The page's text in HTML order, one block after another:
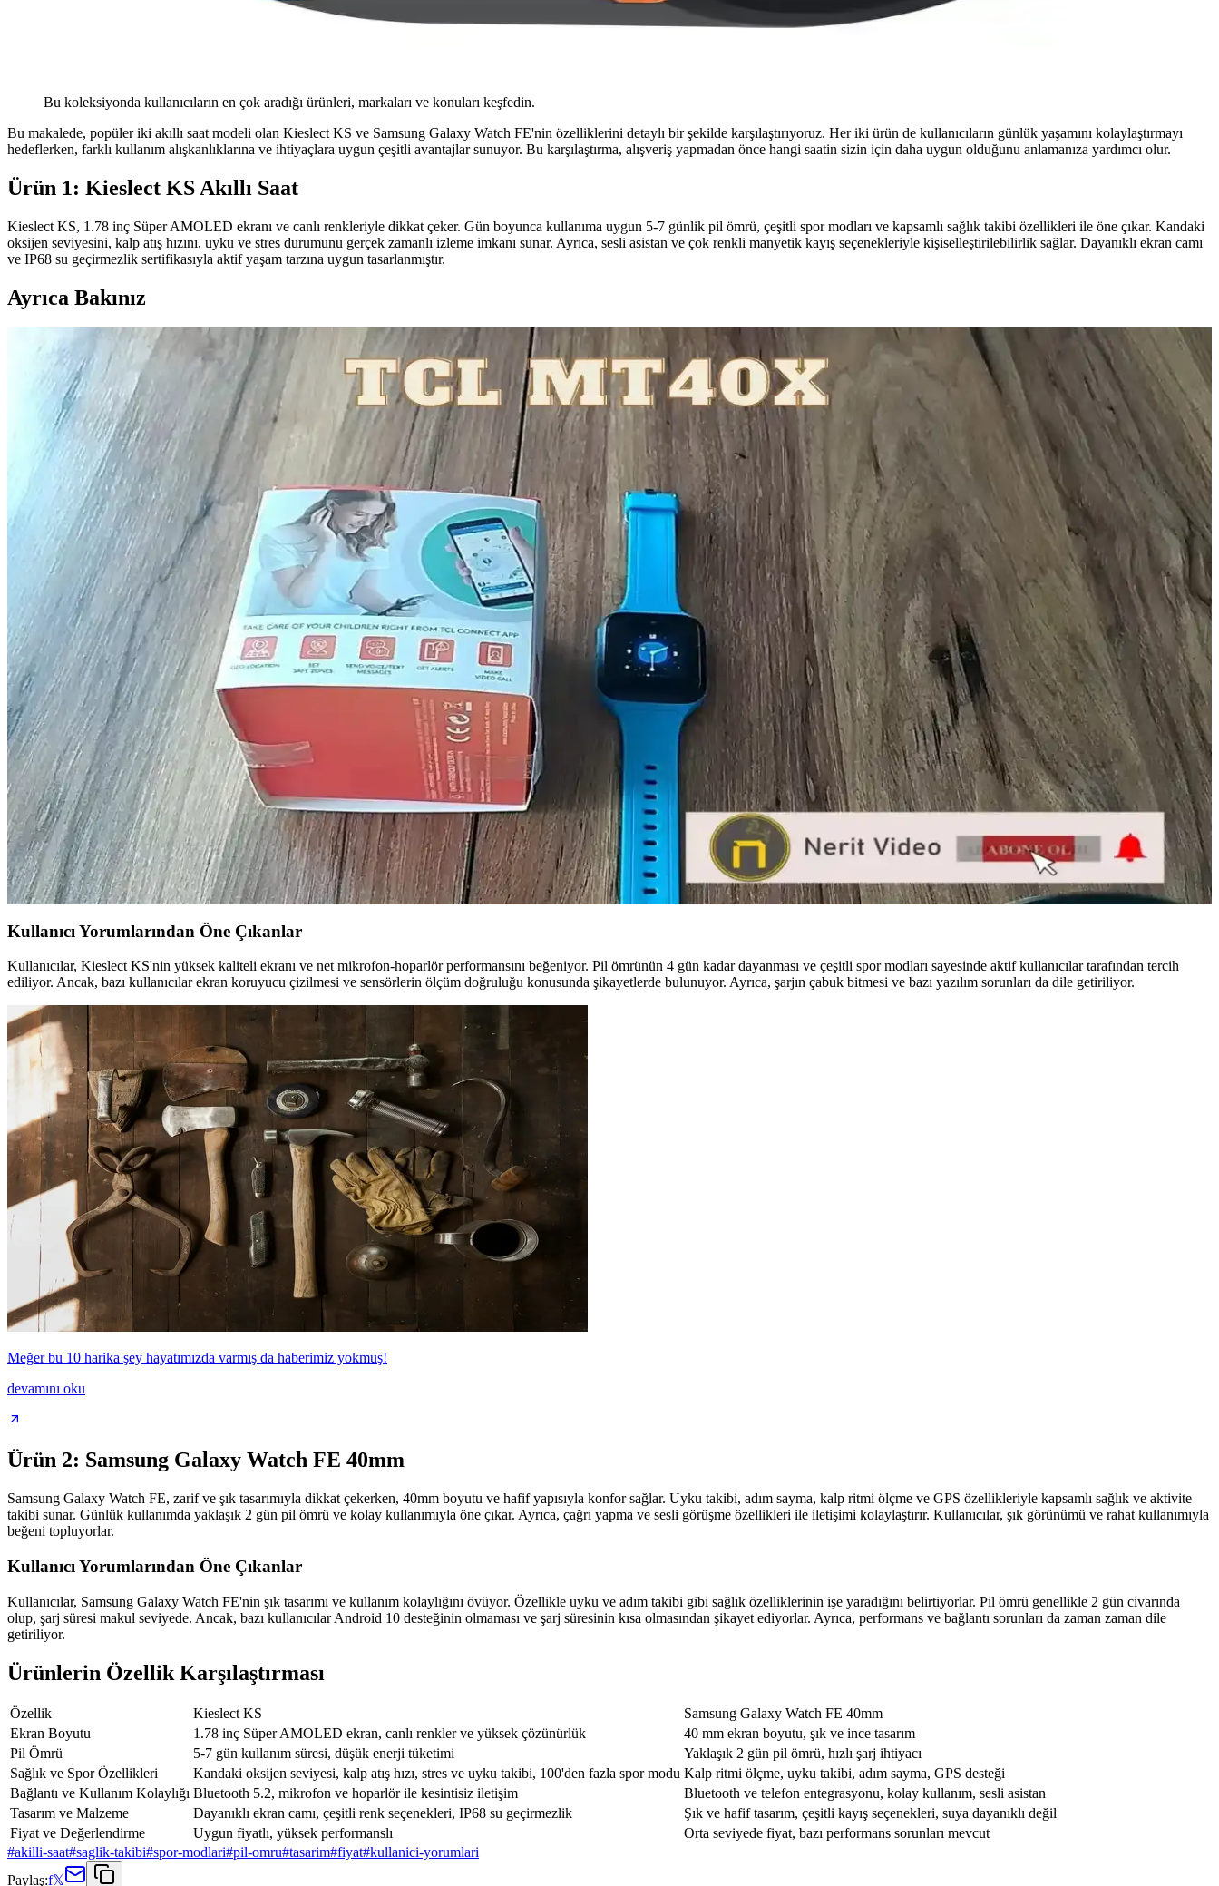
Bu koleksiyonda kullanıcıların en çok aradığı ürünleri, markaları ve konuları keşfedin.
Bu makalede, popüler iki akıllı saat modeli olan Kieslect KS ve Samsung Galaxy Watch FE'nin özelliklerini detaylı bir şekilde karşılaştırıyoruz. Her iki ürün de kullanıcıların günlük yaşamını kolaylaştırmayı
hedeflerken, farklı kullanım alışkanlıklarına ve ihtiyaçlara uygun çeşitli avantajlar sunuyor. Bu karşılaştırma, alışveriş yapmadan önce hangi saatin sizin için daha uygun olduğunu anlamanıza yardımcı olur.
Ürün 1: Kieslect KS Akıllı Saat
Kieslect KS, 1.78 inç Süper AMOLED ekranı ve canlı renkleriyle dikkat çeker. Gün boyunca kullanıma uygun 5-7 günlik pil ömrü, çeşitli spor modları ve kapsamlı sağlık takibi özellikleri ile öne çıkar. Kandaki
oksijen seviyesini, kalp atış hızını, uyku ve stres durumunu gerçek zamanlı izleme imkanı sunar. Ayrıca, sesli asistan ve çok renkli manyetik kayış seçenekleriyle kişiselleştirilebilirlik sağlar. Dayanıklı ekran camı
ve IP68 su geçirmezlik sertifikasıyla aktif yaşam tarzına uygun tasarlanmıştır.
Ayrıca Bakınız
Huawei Watch GT Serisi: GT 3 ve GT 3 SE Modellerinin Tasarım ve Teknik Özellikleri
Huawei Watch GT serisi, tasarım, ekran ve batarya özellikleriyle öne çıkan modelleriyle kullanıcıların ihtiyaçlarına uygun şık ve dayanıklı akıllı saatler sunuyor.
Apple Akıllı Saatlerin Teknolojisi ve Gelecekteki Rolü Üzerine Detaylı İnceleme
Apple Watch serisi, sağlık, bildirim ve kişisel asistan özellikleriyle günlük yaşamı kolaylaştıran gelişmiş teknolojilere sahip.
Apple Watch Satın Alma Rehberi: Özellikler, Modeller ve Güncel Teknoloji Trendleri
Apple Watch'un temel özellikleri, modelleri ve teknolojik gelişmeleriyle ilgili kapsamlı rehber, satın alma sürecinde dikkat edilmesi gereken noktaları ve güncel trendleri içerir.
Akıllı Saatlerin Özellikleri ve Kullanım Alanları: Günlük Yaşamı Kolaylaştıran Teknoloji
Günümüzde akıllı saatler, sağlık, bildirim ve günlük yaşamı kolaylaştıran fonksiyonlarıyla öne çıkıyor. Çeşitli modeller ve fiyat seçenekleriyle kullanıcıların ihtiyaçlarına cevap veriyor.
Akıllı Saatlerde Fonksiyonellik ve Kullanım Kolaylığı Üzerine Güncel Teknolojik Çözümler
Akıllı saatler, sağlık, bildirim ve uygulama entegrasyonu ile günlük yaşamı kolaylaştırır. Ergonomik tasarım ve bağlantı özellikleri, kullanıcı deneyimini iyileştirir.
En İyi Akıllı Saat Seçimi Rehberi: Fonksiyonlar, Özellikler ve Uygun Modeller
Bu rehberde akıllı saatlerin temel özellikleri, seçim kriterleri ve en güncel modeller detaylı şekilde incelenerek, kullanıcıların ihtiyaçlarına uygun en iyi seçimi yapmalarını sağlar.
Redmi Watch 4 Akıllı Saat Özellikleri ve Teknolojik Yenilikler Hakkında Detaylar
Redmi Watch 4, uygun fiyatlı ve fonksiyonel akıllı saat olarak öne çıkıyor. Sağlık takibi, uzun pil ömrü ve geniş ekran gibi özellikleriyle kullanıcıların ilgisini çekiyor.
TCL MT40X Akıllı Çocuk Saati İncelemesi Güvenlik ve Kullanım Kolaylığı Özellikleri
TCL MT40X çocuk saati, GPS takibi, SOS butonu ve dayanıklı tasarımıyla güvenli iletişim sağlar. Kullanımı kolay ve renk seçenekleriyle çocuklar için ideal bir akıllı saat modelidir.
Kullanıcı Yorumlarından Öne Çıkanlar
Kullanıcılar, Kieslect KS'nin yüksek kaliteli ekranı ve net mikrofon-hoparlör performansını beğeniyor. Pil ömrünün 4 gün kadar dayanması ve çeşitli spor modları sayesinde aktif kullanıcılar tarafından tercih
ediliyor. Ancak, bazı kullanıcılar ekran koruyucu çizilmesi ve sensörlerin ölçüm doğruluğu konusunda şikayetlerde bulunuyor. Ayrıca, şarjın çabuk bitmesi ve bazı yazılım sorunları da dile getiriliyor.
Meğer bu 10 harika şey hayatımızda varmış da haberimiz yokmuş!
devamını oku
Ürün 2: Samsung Galaxy Watch FE 40mm
Samsung Galaxy Watch FE, zarif ve şık tasarımıyla dikkat çekerken, 40mm boyutu ve hafif yapısıyla konfor sağlar. Uyku takibi, adım sayma, kalp ritmi ölçme ve GPS özellikleriyle kapsamlı sağlık ve aktivite
takibi sunar. Günlük kullanımda yaklaşık 2 gün pil ömrü ve kolay kullanımıyla öne çıkar. Ayrıca, çağrı yapma ve sesli görüşme özellikleri ile iletişimi kolaylaştırır. Kullanıcılar, şık görünümü ve rahat kullanımıyla
beğeni topluyorlar.
Kullanıcı Yorumlarından Öne Çıkanlar
Kullanıcılar, Samsung Galaxy Watch FE'nin şık tasarımı ve kullanım kolaylığını övüyor. Özellikle uyku ve adım takibi gibi sağlık özelliklerinin işe yaradığını belirtiyorlar. Pil ömrü genellikle 2 gün civarında
olup, şarj süresi makul seviyede. Ancak, bazı kullanıcılar Android 10 desteğinin olmaması ve şarj süresinin kısa olmasından şikayet ediyorlar. Ayrıca, performans ve bağlantı sorunları da zaman zaman dile
getiriliyor.
Ürünlerin Özellik Karşılaştırması
Özellik Kieslect KS
Samsung Galaxy Watch FE 40mm
Ekran Boyutu
1.78 inç Süper AMOLED ekran, canlı renkler ve yüksek çözünürlük
40 mm ekran boyutu, şık ve ince tasarım
Pil Ömrü
5-7 gün kullanım süresi, düşük enerji tüketimi
Yaklaşık 2 gün pil ömrü, hızlı şarj ihtiyacı
Sağlık ve Spor Özellikleri
Kandaki oksijen seviyesi, kalp atış hızı, stres ve uyku takibi, 100'den fazla spor modu Kalp ritmi ölçme, uyku takibi, adım sayma, GPS desteği
Bağlantı ve Kullanım Kolaylığı Bluetooth 5.2, mikrofon ve hoparlör ile kesintisiz iletişim
Bluetooth ve telefon entegrasyonu, kolay kullanım, sesli asistan
Tasarım ve Malzeme
Dayanıklı ekran camı, çeşitli renk seçenekleri, IP68 su geçirmezlik
Şık ve hafif tasarım, çeşitli kayış seçenekleri, suya dayanıklı değil
Fiyat ve Değerlendirme
Uygun fiyatlı, yüksek performanslı
Orta seviyede fiyat, bazı performans sorunları mevcut
#akilli-saat#saglik-takibi#spor-modlari#pil-omru#tasarim#fiyat#kullanici-yorumlari
Paylaş:f𝕏